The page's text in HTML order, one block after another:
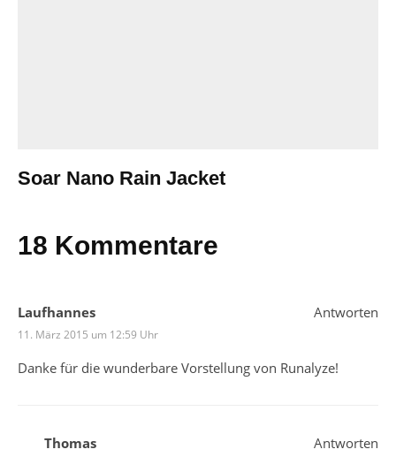
Soar Nano Rain Jacket
18 Kommentare
Laufhannes
11. März 2015 um 12:59 Uhr
Danke für die wunderbare Vorstellung von Runalyze!
Antworten
Thomas Antworten